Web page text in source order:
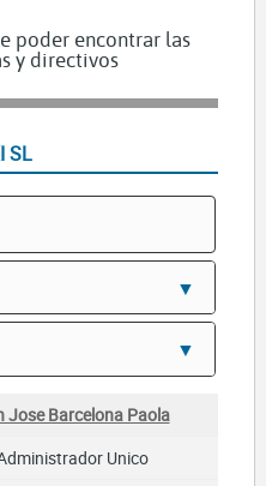
poder encontrar las
y directivos
SL
Jose Barcelona Paola
Unico